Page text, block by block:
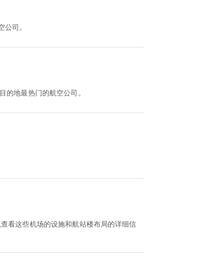
公司。
的地最热门的航空公司。
看这些机场的设施和航站楼布局的详细信